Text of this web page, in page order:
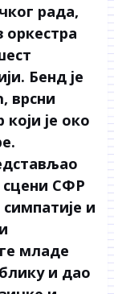
рада,
оркестра
Бенд је
врсни
је око
сцени СФР
симпатије и
младе
и дао